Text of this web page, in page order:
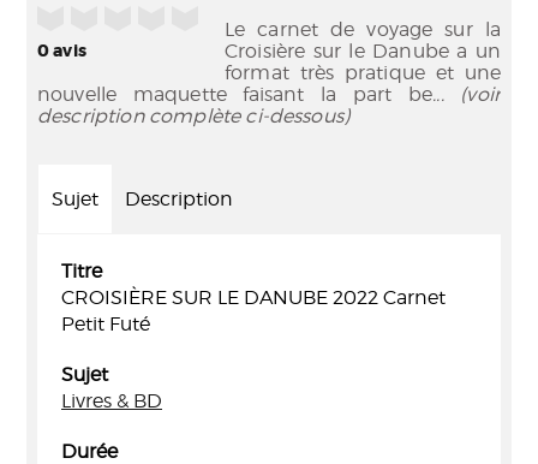
0avis
Le carnet de voyage sur la
Croisière sur le Danube a un
format très pratique et une
nouvelle maquette faisant la part be... (voir
description complète ci-dessous)
Sujet Description
Titre
CROISIÈRE SUR LE DANUBE 2022 Carnet
Petit Futé
Sujet
Livres & BD
Durée